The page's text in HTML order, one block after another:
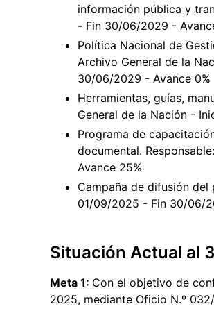
información pública y
- Fin 30/06/2029 -
Política Nacional de
Archivo General de la
30/06/2029 - Avance 0%
Herramientas, guías,
General de la Nación -
Programa de
documental.
Avance 25%
Campaña de difusión
01/09/2025 - Fin 30/06/
Situación Actual al
Meta 1: Con el objetivo de
2025, mediante Oficio N.º